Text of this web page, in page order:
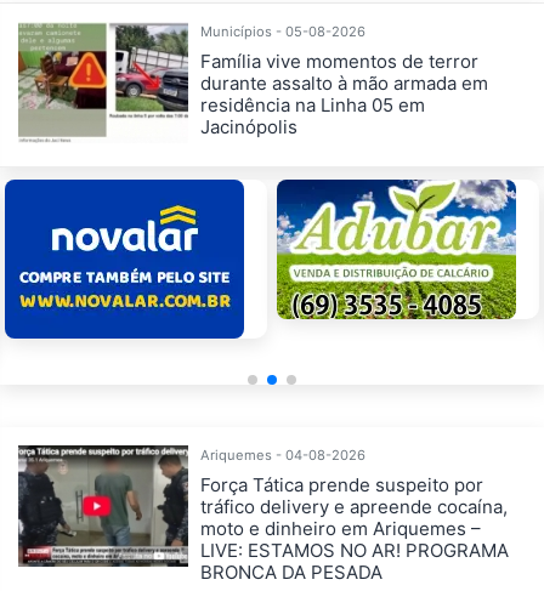
Municípios - 05-08-2026
Família vive momentos de terror
durante assalto à mão armada em
residência na Linha 05 em
Jacinópolis
Ariquemes - 04-08-2026
Força Tática prende suspeito por
tráfico delivery e apreende cocaína,
moto e dinheiro em Ariquemes –
LIVE: ESTAMOS NO AR! PROGRAMA
BRONCA DA PESADA